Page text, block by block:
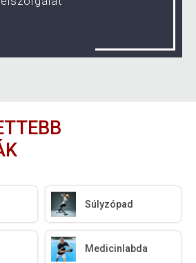
Súlyzópad
Medicinlabda